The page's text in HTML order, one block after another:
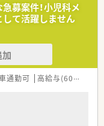
、調剤薬局業務専任で
ございます。
頂く場合がございま
。
研修を実施しておりま
じて準備しております。
募案件！小児科メ
て活躍しません
通勤可 高給与(600万円以上)